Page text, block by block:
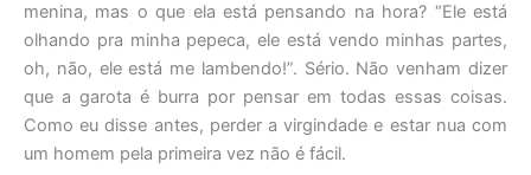
menina, mas o que ela está pensando na hora? “Ele está
olhando pra minha pepeca, ele está vendo minhas partes,
oh, não, ele está me lambendo!”. Sério. Não venham dizer
que a garota é burra por pensar em todas essas coisas.
Como eu disse antes, perder a virgindade e estar nua com
um homem pela primeira vez não é fácil.